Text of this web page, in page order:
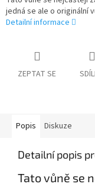
jedná se ale o originální
Detailní informace
ZEPTAT SE
Popis Diskuze
Detailní popis
Tato vůně se